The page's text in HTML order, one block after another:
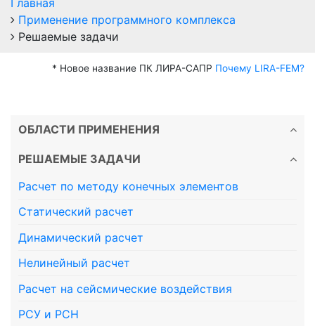
Применение программного комплекса
Решаемые задачи
* Новое название ПК ЛИРА-САПР Почему LIRA-FEM?
ОБЛАСТИ ПРИМЕНЕНИЯ
РЕШАЕМЫЕ ЗАДАЧИ
Расчет по методу конечных элементов
Статический расчет
Динамический расчет
Нелинейный расчет
Расчет на сейсмические воздействия
РСУ и РСН